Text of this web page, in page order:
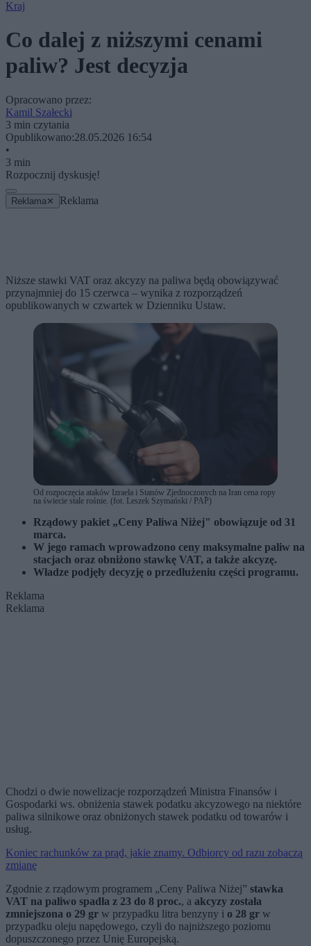
Kraj
Co dalej z niższymi cenami
paliw? Jest decyzja
Opracowano przez:
Kamil Szałecki
3 min czytania
Opublikowano:28.05.2026 16:54
•
3 min
Rozpocznij dyskusję!
Reklama ✕ Reklama
Niższe stawki VAT oraz akcyzy na paliwa będą obowiązywać
przynajmniej do 15 czerwca – wynika z rozporządzeń
opublikowanych w czwartek w Dzienniku Ustaw.
Od rozpoczęcia ataków Izraela i Stanów Zjednoczonych na Iran cena ropy
na świecie stale rośnie. (fot. Leszek Szymański / PAP)
Rządowy pakiet „Ceny Paliwa Niżej" obowiązuje od 31
marca.
W jego ramach wprowadzono ceny maksymalne paliw na
stacjach oraz obniżono stawkę VAT, a także akcyzę.
Władze podjęły decyzję o przedłużeniu części programu.
Reklama
Reklama
Chodzi o dwie nowelizacje rozporządzeń Ministra Finansów i
Gospodarki ws. obniżenia stawek podatku akcyzowego na niektóre
paliwa silnikowe oraz obniżonych stawek podatku od towarów i
usług.
Koniec rachunków za prąd, jakie znamy. Odbiorcy od razu zobaczą
zmianę
Zgodnie z rządowym programem „Ceny Paliwa Niżej” stawka
VAT na paliwo spadła z 23 do 8 proc., a akcyzy została
zmniejszona o 29 gr w przypadku litra benzyny i o 28 gr w
przypadku oleju napędowego, czyli do najniższego poziomu
dopuszczonego przez Unię Europejską.